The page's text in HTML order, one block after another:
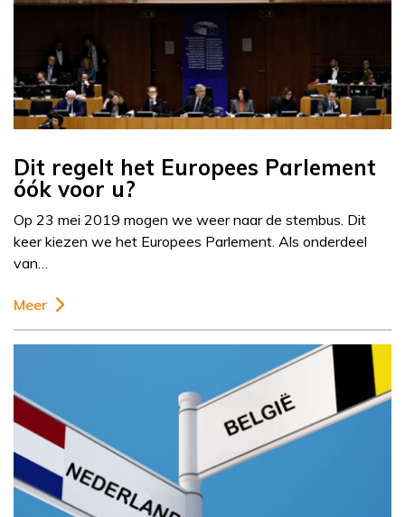
Dit regelt het Europees Parlement
óók voor u?
Op 23 mei 2019 mogen we weer naar de stembus. Dit
keer kiezen we het Europees Parlement. Als onderdeel
van…
Meer